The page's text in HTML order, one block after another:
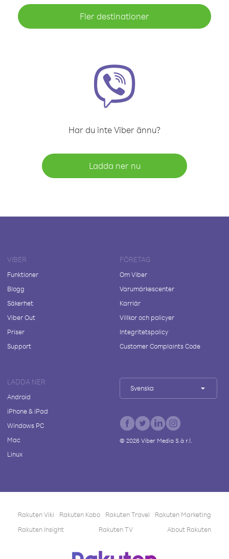
Fler destinationer
Har du inte Viber ännu?
Ladda ner nu
VIBER
Funktioner
Blogg
Säkerhet
Viber Out
Priser
Support
FÖRETAG
Om Viber
Varumärkescenter
Karriär
Villkor och policyer
Integritetspolicy
Customer Complaints Code
LADDA NER
Android
iPhone & iPad
Windows PC
Mac
Linux
Svenska
© 2026Viber Media S.à r.l.
Rakuten Viki Rakuten Kobo Rakuten Travel
Rakuten Marketing
Rakuten Insight
Rakuten TV About Rakuten